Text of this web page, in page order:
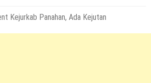
Kejurkab Panahan, Ada Kejutan